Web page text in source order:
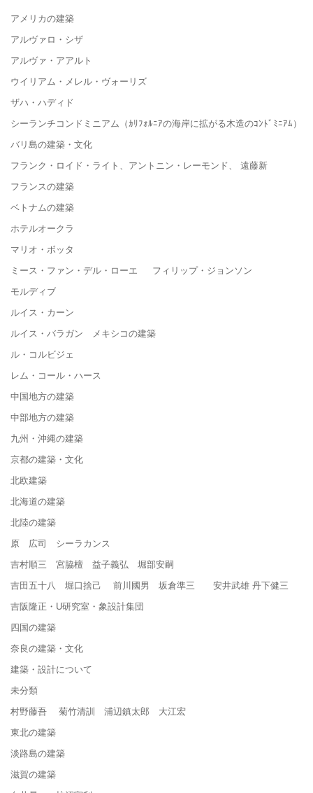
アメリカの建築
アルヴァロ・シザ
アルヴァ・アアルト
ウイリアム・メレル・ヴォーリズ
ザハ・ハディド
シーランチコンドミニアム（ｶﾘﾌｫﾙﾆｱの海岸に拡がる木造のｺﾝﾄﾞﾐﾆｱﾑ）
バリ島の建築・文化
フランク・ロイド・ライト、アントニン・レーモンド、 遠藤新
フランスの建築
ベトナムの建築
ホテルオークラ
マリオ・ボッタ
ミース・ファン・デル・ローエ フィリップ・ジョンソン
モルディブ
ルイス・カーン
ルイス・バラガン メキシコの建築
ル・コルビジェ
レム・コール・ハース
中国地方の建築
中部地方の建築
九州・沖縄の建築
京都の建築・文化
北欧建築
北海道の建築
北陸の建築
原 広司 シーラカンス
吉村順三 宮脇檀 益子義弘 堀部安嗣
吉田五十八 堀口捨己 前川國男 坂倉準三 安井武雄 丹下健三
吉阪隆正・U研究室・象設計集団
四国の建築
奈良の建築・文化
建築・設計について
未分類
村野藤吾 菊竹清訓 浦辺鎮太郎 大江宏
東北の建築
淡路島の建築
滋賀の建築